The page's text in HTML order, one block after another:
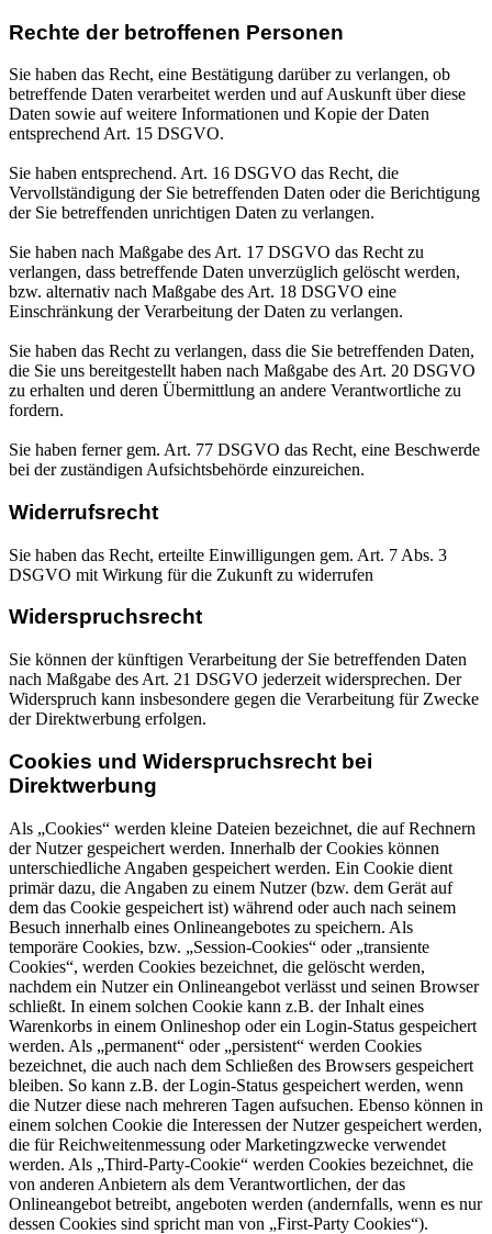
Rechte der betroffenen Personen
Sie haben das Recht, eine Bestätigung darüber zu verlangen, ob
betreffende Daten verarbeitet werden und auf Auskunft über diese
Daten sowie auf weitere Informationen und Kopie der Daten
entsprechend Art. 15 DSGVO.
Sie haben entsprechend. Art. 16 DSGVO das Recht, die
Vervollständigung der Sie betreffenden Daten oder die Berichtigung
der Sie betreffenden unrichtigen Daten zu verlangen.
Sie haben nach Maßgabe des Art. 17 DSGVO das Recht zu
verlangen, dass betreffende Daten unverzüglich gelöscht werden,
bzw. alternativ nach Maßgabe des Art. 18 DSGVO eine
Einschränkung der Verarbeitung der Daten zu verlangen.
Sie haben das Recht zu verlangen, dass die Sie betreffenden Daten,
die Sie uns bereitgestellt haben nach Maßgabe des Art. 20 DSGVO
zu erhalten und deren Übermittlung an andere Verantwortliche zu
fordern.
Sie haben ferner gem. Art. 77 DSGVO das Recht, eine Beschwerde
bei der zuständigen Aufsichtsbehörde einzureichen.
Widerrufsrecht
Sie haben das Recht, erteilte Einwilligungen gem. Art. 7 Abs. 3
DSGVO mit Wirkung für die Zukunft zu widerrufen
Widerspruchsrecht
Sie können der künftigen Verarbeitung der Sie betreffenden Daten
nach Maßgabe des Art. 21 DSGVO jederzeit widersprechen. Der
Widerspruch kann insbesondere gegen die Verarbeitung für Zwecke
der Direktwerbung erfolgen.
Cookies und Widerspruchsrecht bei
Direktwerbung
Als „Cookies“ werden kleine Dateien bezeichnet, die auf Rechnern
der Nutzer gespeichert werden. Innerhalb der Cookies können
unterschiedliche Angaben gespeichert werden. Ein Cookie dient
primär dazu, die Angaben zu einem Nutzer (bzw. dem Gerät auf
dem das Cookie gespeichert ist) während oder auch nach seinem
Besuch innerhalb eines Onlineangebotes zu speichern. Als
temporäre Cookies, bzw. „Session-Cookies“ oder „transiente
Cookies“, werden Cookies bezeichnet, die gelöscht werden,
nachdem ein Nutzer ein Onlineangebot verlässt und seinen Browser
schließt. In einem solchen Cookie kann z.B. der Inhalt eines
Warenkorbs in einem Onlineshop oder ein Login-Status gespeichert
werden. Als „permanent“ oder „persistent“ werden Cookies
bezeichnet, die auch nach dem Schließen des Browsers gespeichert
bleiben. So kann z.B. der Login-Status gespeichert werden, wenn
die Nutzer diese nach mehreren Tagen aufsuchen. Ebenso können in
einem solchen Cookie die Interessen der Nutzer gespeichert werden,
die für Reichweitenmessung oder Marketingzwecke verwendet
werden. Als „Third-Party-Cookie“ werden Cookies bezeichnet, die
von anderen Anbietern als dem Verantwortlichen, der das
Onlineangebot betreibt, angeboten werden (andernfalls, wenn es nur
dessen Cookies sind spricht man von „First-Party Cookies“).